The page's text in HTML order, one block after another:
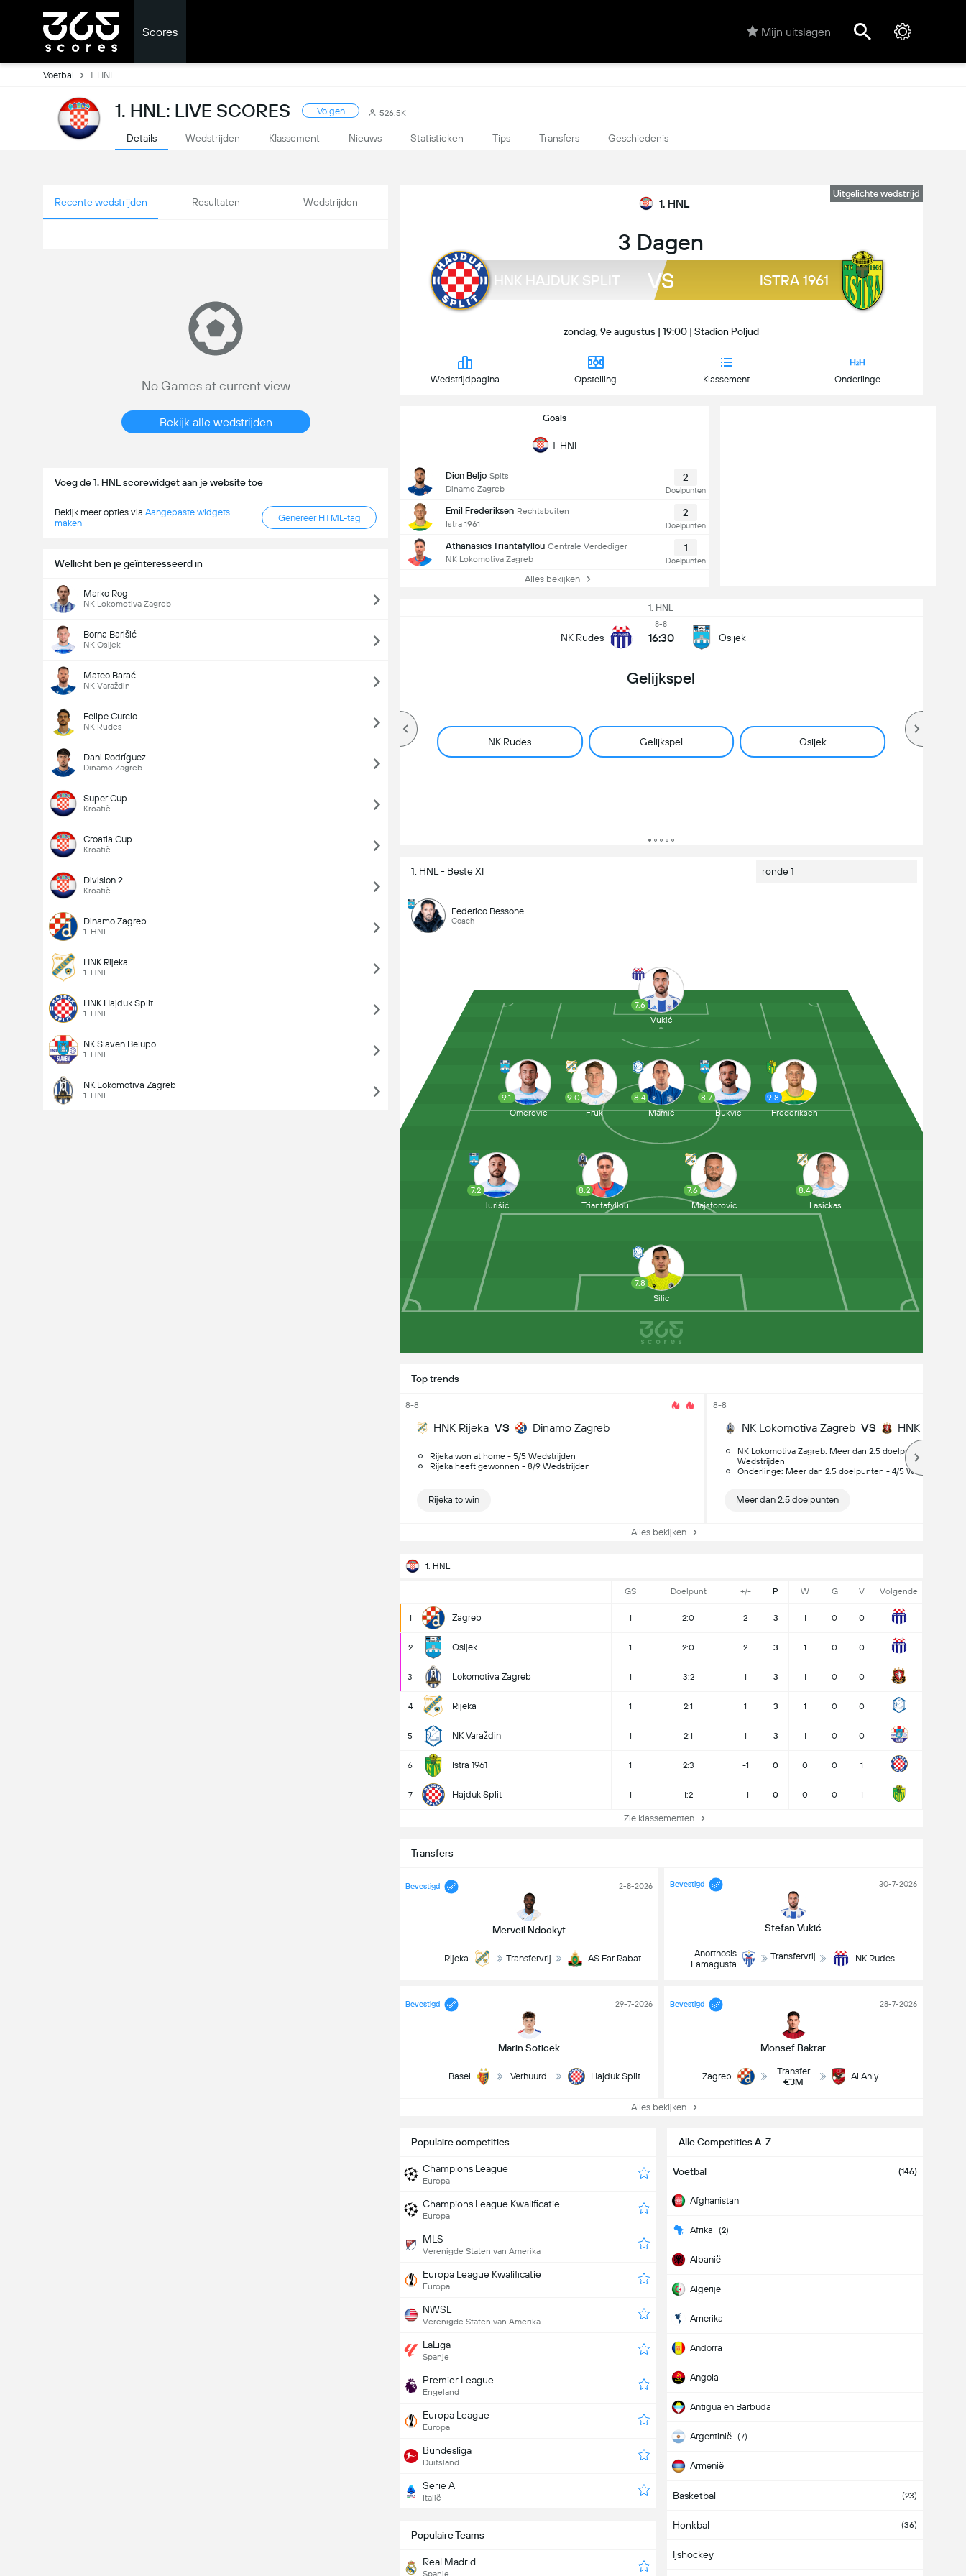
Scores Mijn uitslagen
Voetbal 1. HNL
1. HNL: LIVE SCORES Volgen 526.5K
Details Wedstrijden Klassement Nieuws Statistieken Tips Transfers Geschiedenis
Recente wedstrijden Resultaten Wedstrijden
No Games at current view
Bekijk alle wedstrijden
Voeg de 1. HNL scorewidget aan je website toe
Bekijk meer opties via Aangepaste widgets
maken
Genereer HTML-tag
Wellicht ben je geïnteresseerd in
Marko Rog
NK Lokomotiva Zagreb
Borna Barišić
NK Osijek
Mateo Barać
NK Varaždin
Felipe Curcio
NK Rudes
Dani Rodríguez
Dinamo Zagreb
Super Cup
Kroatië
Croatia Cup
Kroatië
Division 2
Kroatië
Dinamo Zagreb
1. HNL
HNK Rijeka
1. HNL
HNK Hajduk Split
1. HNL
NK Slaven Belupo
1. HNL
NK Lokomotiva Zagreb
1. HNL
Uitgelichte wedstrijd
1. HNL
3 Dagen
HNK HAJDUK SPLIT VS ISTRA 1961
zondag, 9e augustus | 19:00 | Stadion Poljud
Wedstrijdpagina Opstelling Klassement Onderlinge
Goals
1. HNL
Dion Beljo Spits
Dinamo Zagreb
2
Doelpunten
Emil Frederiksen Rechtsbuiten
Istra 1961
2
Doelpunten
Athanasios Triantafyllou Centrale Verdediger
NK Lokomotiva Zagreb
1
Doelpunten
Alles bekijken
Top trends
8-8
HNK Rijeka VS Dinamo Zagreb
Rijeka won at home - 5/5 Wedstrijden
Rijeka heeft gewonnen - 8/9 Wedstrijden
Rijeka to win
8-8
NK Lokomotiva Zagreb VS HNK Gorica
NK Lokomotiva Zagreb: Meer dan 2.5 doelpunten - 7/8
Wedstrijden
Onderlinge: Meer dan 2.5 doelpunten - 4/5 Wedstrijden
Meer dan 2.5 doelpunten
Alles bekijken
Transfers
Bevestigd
Merveil Ndockyt
2-8-2026
Rijeka Transfervrij AS Far Rabat
Bevestigd
Stefan Vukić
30-7-2026
Anorthosis
Famagusta
Transfervrij NK Rudes
Bevestigd
Marin Soticek
29-7-2026
Basel Verhuurd Hajduk Split
Bevestigd
Monsef Bakrar
28-7-2026
Zagreb
Transfer
€3M
Al Ahly
Alles bekijken
1. HNL
NK Rudes
8-8
16:30 Osijek
Gelijkspel
NK Rudes Gelijkspel Osijek
1. HNL
Zagreb 18:00
Gelijkspel
1. HNL - Beste XI ronde 1
Federico Bessone
Coach
7.8
Silic
7.6
Vukić
8.2
Triantafyllou
8.4
Lasickas
7.6
Majstorovic
9.0
Fruk
9.8
Frederiksen
9.1
Omerovic
8.7
Bukvic
8.4
Mamić
7.2
Jurišić
1. HNL
GS Doelpunt +/- P W G V Volgende
1 Zagreb 1 2:0 2 3 1 0 0
2 Osijek 1 2:0 2 3 1 0 0
3 Lokomotiva Zagreb 1 3:2 1 3 1 0 0
4 Rijeka 1 2:1 1 3 1 0 0
5 NK Varaždin 1 2:1 1 3 1 0 0
6 Istra 1961 1 2:3 -1 0 0 0 1
7 Hajduk Split 1 1:2 -1 0 0 0 1
Zie klassementen
Populaire competities
Champions League
Europa
Champions League Kwalificatie
Europa
MLS
Verenigde Staten van Amerika
Europa League Kwalificatie
Europa
NWSL
Verenigde Staten van Amerika
LaLiga
Spanje
Premier League
Engeland
Europa League
Europa
Bundesliga
Duitsland
Serie A
Italië
Alle Competities A-Z
Voetbal (146)
Afghanistan
Afrika (2)
Albanië
Algerije
Amerika
Andorra
Angola
Antigua en Barbuda
Argentinië (7)
Armenië
Aruba
Australië
Azerbeidzjan
Basketbal (23)
Honkbal (36)
Ijshockey
Populaire Teams
Real Madrid
Spanje